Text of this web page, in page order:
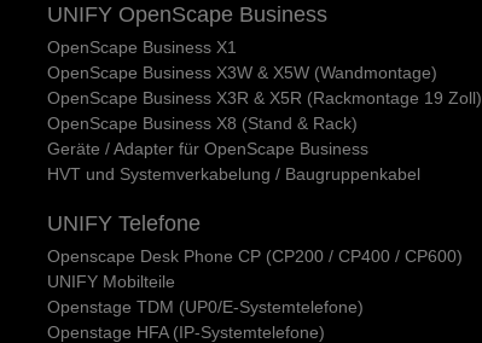
UNIFY OpenScape Business
OpenScape Business X1
OpenScape Business X3W & X5W (Wandmontage)
OpenScape Business X3R & X5R (Rackmontage 19 Zoll)
OpenScape Business X8 (Stand & Rack)
Geräte / Adapter für OpenScape Business
HVT und Systemverkabelung / Baugruppenkabel
UNIFY Telefone
Openscape Desk Phone CP (CP200 / CP400 / CP600)
UNIFY Mobilteile
Openstage TDM (UP0/E-Systemtelefone)
Openstage HFA (IP-Systemtelefone)